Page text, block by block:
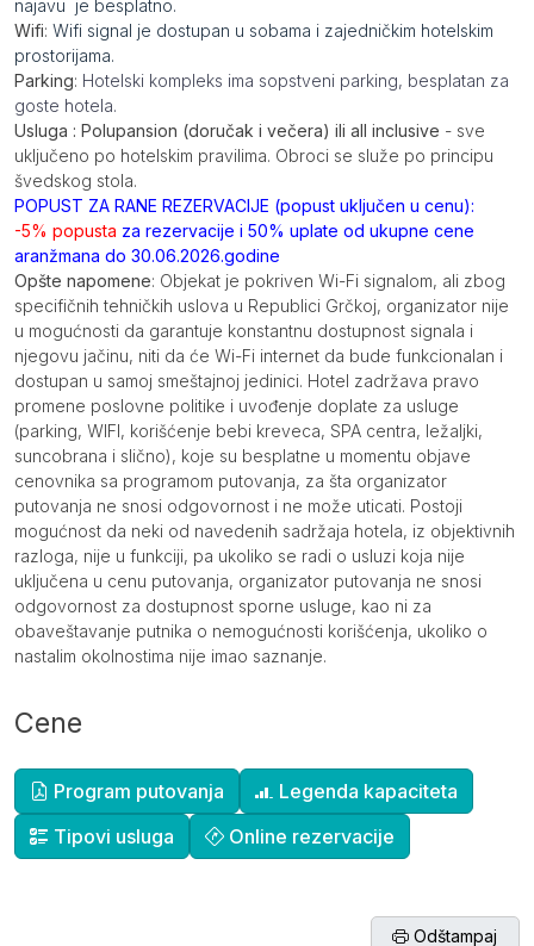
najavu je besplatno.
Wifi: Wifi signal je dostupan u sobama i zajedničkim hotelskim
prostorijama.
Parking: Hotelski kompleks ima sopstveni parking, besplatan za
goste hotela.
Usluga : Polupansion (doručak i večera) ili all inclusive - sve
uključeno po hotelskim pravilima. Obroci se služe po principu
švedskog stola.
POPUST ZA RANE REZERVACIJE (popust uključen u cenu):
-5% popusta za rezervacije i 50% uplate od ukupne cene
aranžmana do 30.06.2026.godine
Opšte napomene: Objekat je pokriven Wi-Fi signalom, ali zbog
specifičnih tehničkih uslova u Republici Grčkoj, organizator nije
u mogućnosti da garantuje konstantnu dostupnost signala i
njegovu jačinu, niti da će Wi-Fi internet da bude funkcionalan i
dostupan u samoj smeštajnoj jedinici. Hotel zadržava pravo
promene poslovne politike i uvođenje doplate za usluge
(parking, WIFI, korišćenje bebi kreveca, SPA centra, ležaljki,
suncobrana i slično), koje su besplatne u momentu objave
cenovnika sa programom putovanja, za šta organizator
putovanja ne snosi odgovornost i ne može uticati. Postoji
mogućnost da neki od navedenih sadržaja hotela, iz objektivnih
razloga, nije u funkciji, pa ukoliko se radi o usluzi koja nije
uključena u cenu putovanja, organizator putovanja ne snosi
odgovornost za dostupnost sporne usluge, kao ni za
obaveštavanje putnika o nemogućnosti korišćenja, ukoliko o
nastalim okolnostima nije imao saznanje.
Cene
Odštampaj
Dopunske informacije
Program putovanja
Legenda kapaciteta
Tipovi usluga
Online rezervacije